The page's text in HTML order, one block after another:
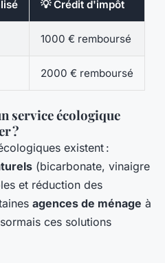
💡 Crédit d'impôt
1000 € remboursé
2000 € remboursé
service écologique
?
existent :
(bicarbonate, vinaigre
et réduction des
agences de ménage à
ces solutions